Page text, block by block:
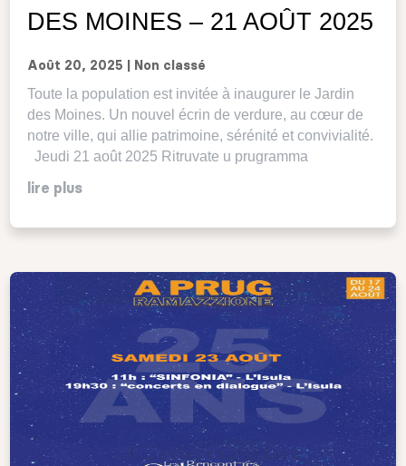
DES MOINES – 21 AOÛT 2025
Août 20, 2025 Non classé
Toute la population est invitée à inaugurer le Jardin
des Moines. Un nouvel écrin de verdure, au cœur de
notre ville, qui allie patrimoine, sérénité et convivialité.
Jeudi 21 août 2025 Ritruvate u prugramma
lire plus